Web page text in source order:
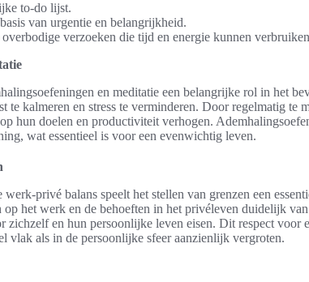
to-do lijst.
van urgentie en belangrijkheid.
overbodige verzoeken die tijd en energie kunnen
en meditatie een belangrijke rol in het
te kalmeren en stress te verminderen. Door regelmatig te
hun doelen en productiviteit verhogen.
wat essentieel is voor een evenwichtig leven.
privé balans speelt het stellen van grenzen een
het werk en de behoeften in het privéleven duidelijk
en hun persoonlijke leven eisen. Dit respect voor
vlak als in de persoonlijke sfeer aanzienlijk vergroten.